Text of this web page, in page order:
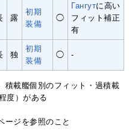
露
初期
装備
◯
Гангутに高い
フィット補正
有
独
初期
装備
◯ -
積載艦個別のフィット・過積載
度）がある
ージを参照のこと